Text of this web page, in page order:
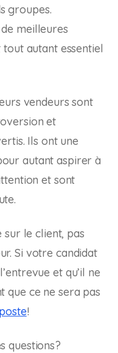
groupes.
meilleures
tout autant essentiel
vendeurs sont
et
Ils ont une
autant aspirer à
et sont
sur le client, pas
Si votre candidat
et qu’il ne
que ce ne sera pas
!
questions?